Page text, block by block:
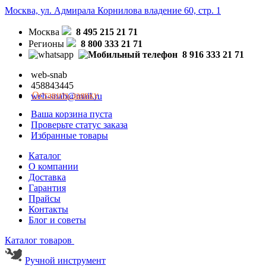
Москва, ул. Адмирала Корнилова владение 60, стр. 1
Москва
8 495 215 21 71
Регионы
8 800 333 21 71
8 916 333 21 71
web-snab
458843445
web-snab@mail.ru
Оставить заявку
Ваша корзина пуста
Проверьте статус заказа
Избранные товары
Каталог
О компании
Доставка
Гарантия
Прайсы
Контакты
Блог и советы
Каталог товаров
Ручной инструмент